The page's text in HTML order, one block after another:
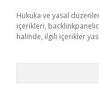
Hukuka ve yasal
içerikleri,
halinde, ilgili içerikler